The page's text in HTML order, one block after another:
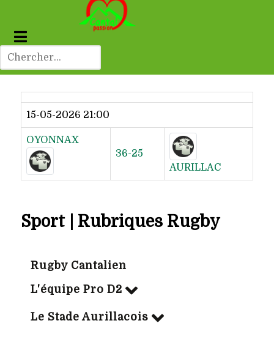
Dernier résultat
15-05-2026 21:00
OYONNAX
36-25
AURILLAC
Sport | Rubriques Rugby
Rugby Cantalien
L'équipe Pro D2
Le Stade Aurillacois